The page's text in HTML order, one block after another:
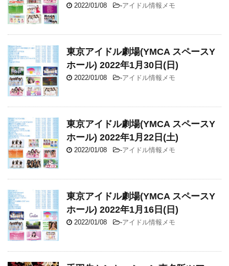
2022/01/08 -アイドル情報メモ
東京アイドル劇場(YMCA スペースY
ホール) 2022年1月30日(日)
2022/01/08 -アイドル情報メモ
東京アイドル劇場(YMCA スペースY
ホール) 2022年1月22日(土)
2022/01/08 -アイドル情報メモ
東京アイドル劇場(YMCA スペースY
ホール) 2022年1月16日(日)
2022/01/08 -アイドル情報メモ